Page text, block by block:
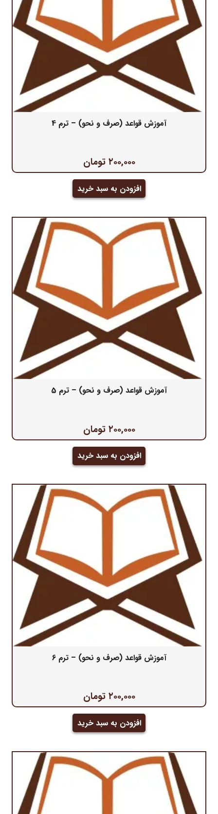
آموزش قواعد (صرف و نحو) – ترم 4
۲۰۰,۰۰۰ تومان
افزودن به سبد خرید
آموزش قواعد (صرف و نحو) – ترم 5
۲۰۰,۰۰۰ تومان
افزودن به سبد خرید
آموزش قواعد (صرف و نحو) – ترم 6
۲۰۰,۰۰۰ تومان
افزودن به سبد خرید